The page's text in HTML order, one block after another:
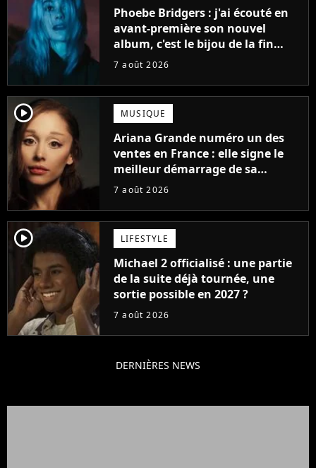
Phoebe Bridgers : j'ai écouté en
avant-première son nouvel
album, c'est le bijou de la fin
d'été
7 août 2026
player2 MUSIQUE
Ariana Grande numéro un des
ventes en France : elle signe le
meilleur démarrage de sa
carrière avec son album Petal
7 août 2026
player2 LIFESTYLE
Michael 2 officialisé : une partie
de la suite déjà tournée, une
sortie possible en 2027 ?
7 août 2026
DERNIÈRES NEWS